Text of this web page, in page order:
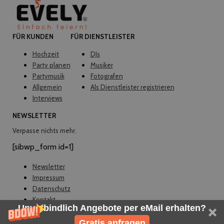
Unverbindlich Angebote per eMail erhalten?
FÜR KUNDEN
Hochzeit
Party planen
Partymusik
Allgemein
Interviews
FÜR DIENSTLEISTER
DJs
Musiker
Fotografen
Als Dienstleister registrieren
NEWSLETTER
Verpasse nichts mehr.
[sibwp_form id=1]
© EVELY 2026
Newsletter
Impressum
Datenschutz
Kontakt